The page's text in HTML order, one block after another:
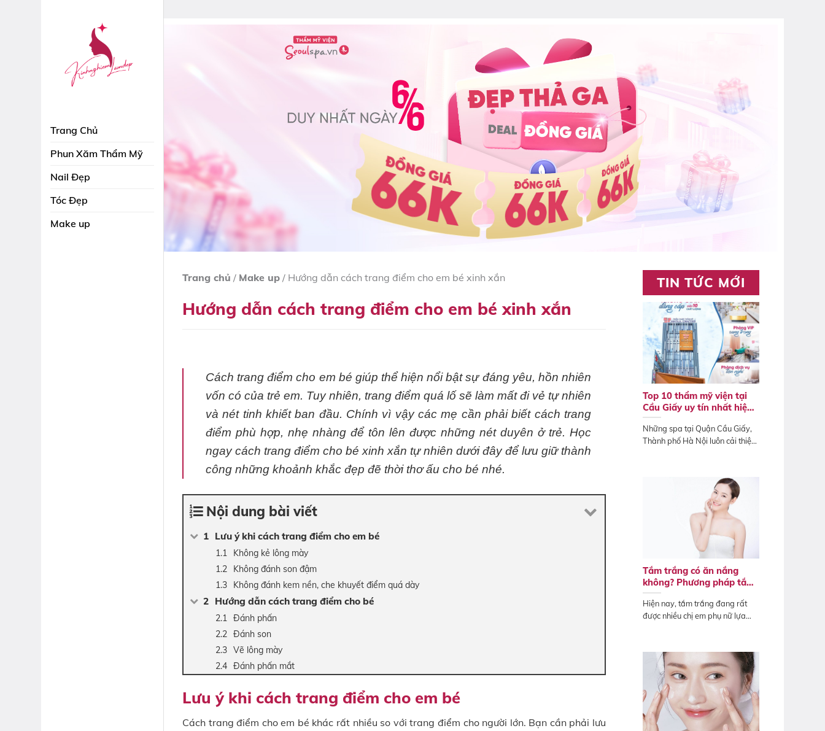
Trang Chủ
Phun Xăm Thẩm Mỹ
Nail Đẹp
Tóc Đẹp
Make up
Trang chủ / Make up / Hướng dẫn cách trang điểm cho em bé xinh xắn
Hướng dẫn cách trang điểm cho em bé xinh xắn
Cách trang điểm cho em bé giúp thể hiện nổi bật sự đáng yêu, hồn nhiên
vốn có của trẻ em. Tuy nhiên, trang điểm quá lố sẽ làm mất đi vẻ tự nhiên
và nét tinh khiết ban đầu. Chính vì vậy các mẹ cần phải biết cách trang
điểm phù hợp, nhẹ nhàng để tôn lên được những nét duyên ở trẻ. Học
ngay cách trang điểm cho bé xinh xắn tự nhiên dưới đây để lưu giữ thành
công những khoảnh khắc đẹp đẽ thời thơ ấu cho bé nhé.
Nội dung bài viết
Lưu ý khi cách trang điểm cho em bé
Không kẻ lông mày
Không đánh son đậm
Không đánh kem nền, che khuyết điểm quá dày
Hướng dẫn cách trang điểm cho bé
Đánh phấn
Đánh son
Vẽ lông mày
Đánh phấn mắt
Lưu ý khi cách trang điểm cho em bé
Cách trang điểm cho em bé khác rất nhiều so với trang điểm cho người lớn. Bạn cần phải lưu
TIN TỨC MỚI
Top 10 thẩm mỹ viện tại
Cầu Giấy uy tín nhất hiện
nay
Những spa tại Quận Cầu Giấy,
Thành phố Hà Nội luôn cải thiện
Tắm trắng có ăn nắng
không? Phương pháp tắm
trắng không bắt nắng
Hiện nay, tắm trắng đang rất
được nhiều chị em phụ nữ lựa